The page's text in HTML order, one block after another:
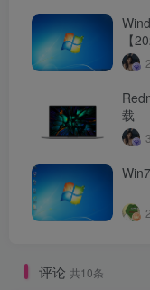
【
载
评论 共10条